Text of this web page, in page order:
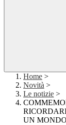
Home >
Novità >
Le notizie >
UN